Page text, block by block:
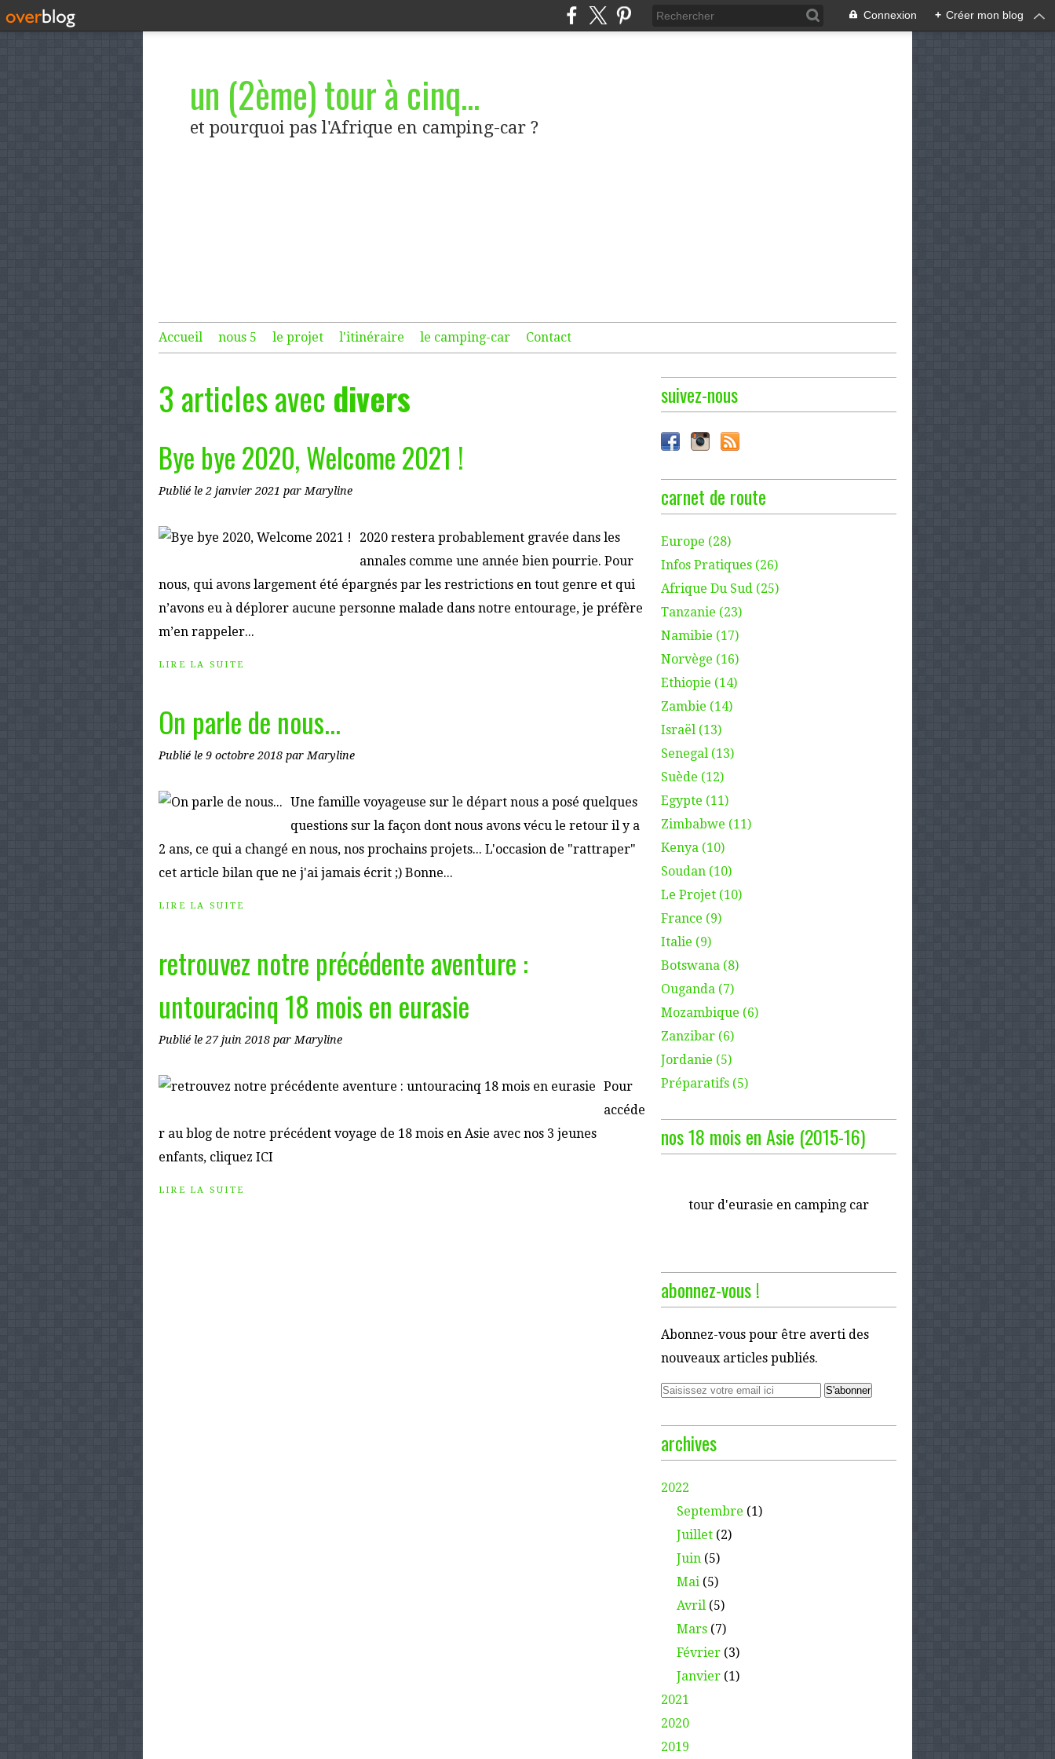
Connexion + Créer mon blog
un (2ème) tour à cinq...
et pourquoi pas l'Afrique en camping-car ?
Accueil nous 5 le projet l'itinéraire le camping-car Contact
3 articles avec divers
Bye bye 2020, Welcome 2021 !
Publié le 2 janvier 2021 par Maryline
2020 restera probablement gravée dans les
annales comme une année bien pourrie. Pour
nous, qui avons largement été épargnés par les restrictions en tout genre et qui
n’avons eu à déplorer aucune personne malade dans notre entourage, je préfère
m’en rappeler...
LIRE LA SUITE
On parle de nous...
Publié le 9 octobre 2018 par Maryline
Une famille voyageuse sur le départ nous a posé quelques
questions sur la façon dont nous avons vécu le retour il y a
2 ans, ce qui a changé en nous, nos prochains projets... L'occasion de "rattraper"
cet article bilan que ne j'ai jamais écrit ;) Bonne...
LIRE LA SUITE
retrouvez notre précédente aventure :
untouracinq 18 mois en eurasie
Publié le 27 juin 2018 par Maryline
Pour
accéde
r au blog de notre précédent voyage de 18 mois en Asie avec nos 3 jeunes
enfants, cliquez ICI
LIRE LA SUITE
suivez-nous
carnet de route
Europe (28)
Infos Pratiques (26)
Afrique Du Sud (25)
Tanzanie (23)
Namibie (17)
Norvège (16)
Ethiopie (14)
Zambie (14)
Israël (13)
Senegal (13)
Suède (12)
Egypte (11)
Zimbabwe (11)
Kenya (10)
Soudan (10)
Le Projet (10)
France (9)
Italie (9)
Botswana (8)
Ouganda (7)
Mozambique (6)
Zanzibar (6)
Jordanie (5)
Préparatifs (5)
nos 18 mois en Asie (2015-16)
tour d'eurasie en camping car
abonnez-vous !
Abonnez-vous pour être averti des
nouveaux articles publiés.
archives
2022
Septembre (1)
Juillet (2)
Juin (5)
Mai (5)
Avril (5)
Mars (7)
Février (3)
Janvier (1)
2021
2020
2019